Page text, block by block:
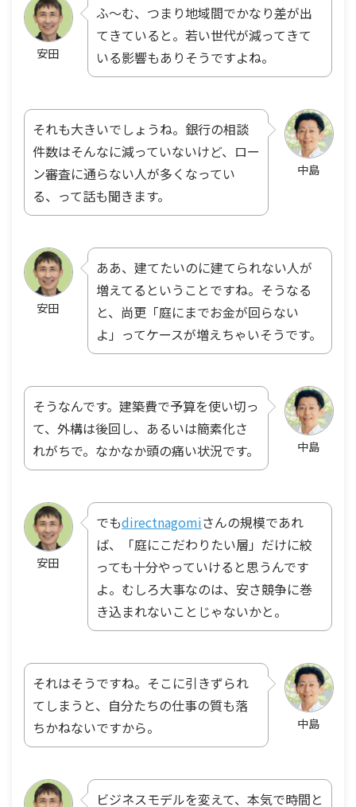
安田
ふ〜む、つまり地域間でかなり差が出
てきていると。若い世代が減ってきて
いる影響もありそうですよね。
中島
それも大きいでしょうね。銀行の相談
件数はそんなに減っていないけど、ロー
ン審査に通らない人が多くなってい
る、って話も聞きます。
安田
ああ、建てたいのに建てられない人が
増えてるということですね。そうなる
と、尚更「庭にまでお金が回らない
よ」ってケースが増えちゃいそうです。
中島
そうなんです。建築費で予算を使い切っ
て、外構は後回し、あるいは簡素化さ
れがちで。なかなか頭の痛い状況です。
安田
でもdirectnagomiさんの規模であれ
ば、「庭にこだわりたい層」だけに絞
っても十分やっていけると思うんです
よ。むしろ大事なのは、安さ競争に巻
き込まれないことじゃないかと。
中島
それはそうですね。そこに引きずられ
てしまうと、自分たちの仕事の質も落
ちかねないですから。
ビジネスモデルを変えて、本気で時間と